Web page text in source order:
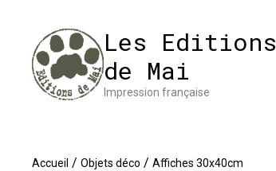
Les Editions
de Mai
Impression française
Accueil / Objets déco / Affiches 30x40cm